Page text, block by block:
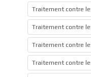
Traitement contre
Traitement contre
Traitement contre
Traitement contre